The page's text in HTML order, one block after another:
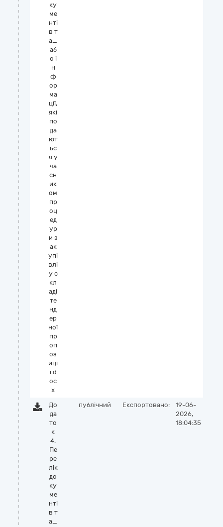
ку
ме
нті
в т
а_
аб
о і
н
ф
ор
ма
ції,
які
по
да
ют
ьс
я у
ча
сн
ик
ом
пр
оц
ед
ур
и з
ак
упі
влі
у с
кл
аді
те
нд
ер
ної
пр
оп
оз
иці
ї.d
oc
x
До
да
то
к
4.
Пе
ре
лік
до
ку
ме
нті
в т
а_
публічний Експортовано:
19-06-
2026,
18:04:35